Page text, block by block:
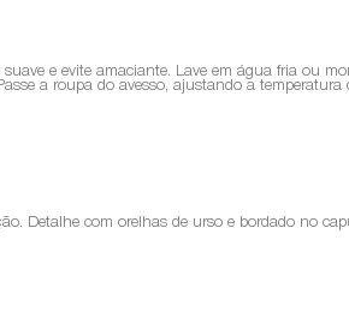
e evite amaciante. Lave em água fria ou
a roupa do avesso, ajustando a temperatura
Detalhe com orelhas de urso e bordado no